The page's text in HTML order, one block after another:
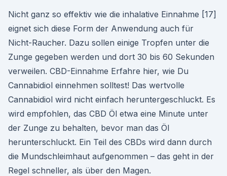
Nicht ganz so effektiv wie die inhalative Einnahme [17]
eignet sich diese Form der Anwendung auch für
Nicht-Raucher. Dazu sollen einige Tropfen unter die
Zunge gegeben werden und dort 30 bis 60 Sekunden
verweilen. CBD-Einnahme Erfahre hier, wie Du
Cannabidiol einnehmen solltest! Das wertvolle
Cannabidiol wird nicht einfach heruntergeschluckt. Es
wird empfohlen, das CBD Öl etwa eine Minute unter
der Zunge zu behalten, bevor man das Öl
herunterschluckt. Ein Teil des CBDs wird dann durch
die Mundschleimhaut aufgenommen – das geht in der
Regel schneller, als über den Magen.